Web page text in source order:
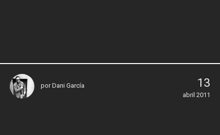
porDani García 13
abril 2011